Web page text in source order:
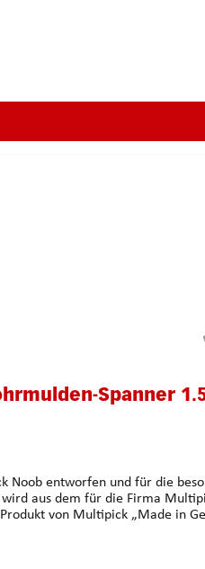
Spanner
Noob entworfen und für die
Stärke: 1,5 mm Ein Produkt von Multipick